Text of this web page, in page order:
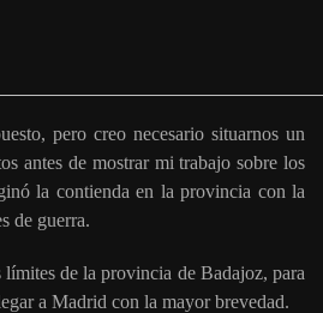
pero creo necesario situarnos un
antes de mostrar mi trabajo sobre los
la contienda en la provincia con la
de guerra.
límites de la provincia de Badajoz, para
a Madrid con la mayor brevedad.